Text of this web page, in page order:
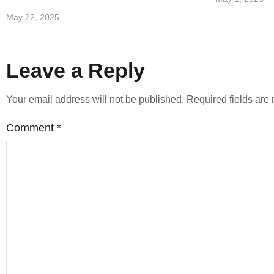
May 22, 2025
Leave a Reply
Your email address will not be published. Required fields are
Comment *